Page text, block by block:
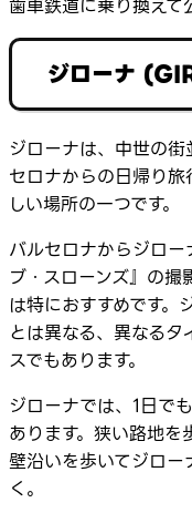
歯車鉄道に乗り換えて
ジローナ
ジローナは、中世の
セロナからの日帰り
しい場所の一つです。
バルセロナからジロ
ブ・スローンズ』の
は特におすすめです
とは異なる、異なる
スでもあります。
ジローナでは、1日で
あります。狭い路地
壁沿いを歩いてジロ
く。